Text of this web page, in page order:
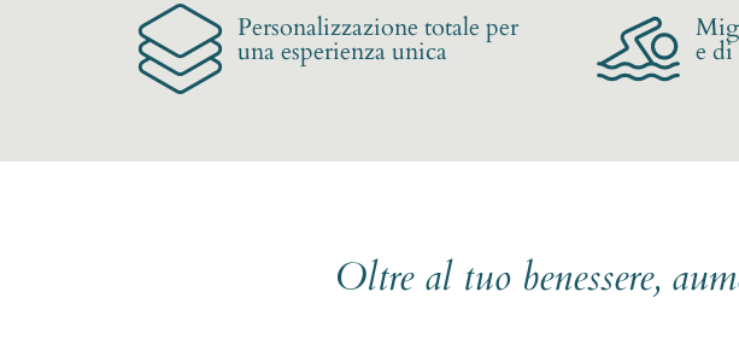
Personalizzazione totale per
una esperienza unica e di
Oltre al tuo benessere,